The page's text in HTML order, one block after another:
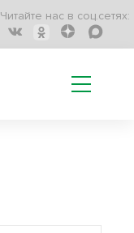
Читайте нас в соц.сетях: